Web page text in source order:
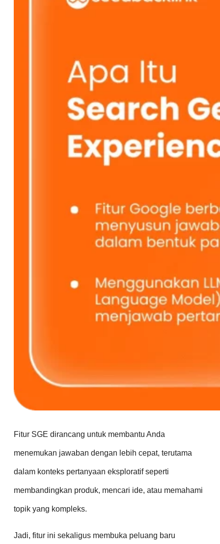
Fitur SGE dirancang untuk membantu Anda
menemukan jawaban dengan lebih cepat, terutama
dalam konteks pertanyaan eksploratif seperti
membandingkan produk, mencari ide, atau memahami
topik yang kompleks.
Jadi, fitur ini sekaligus membuka peluang baru